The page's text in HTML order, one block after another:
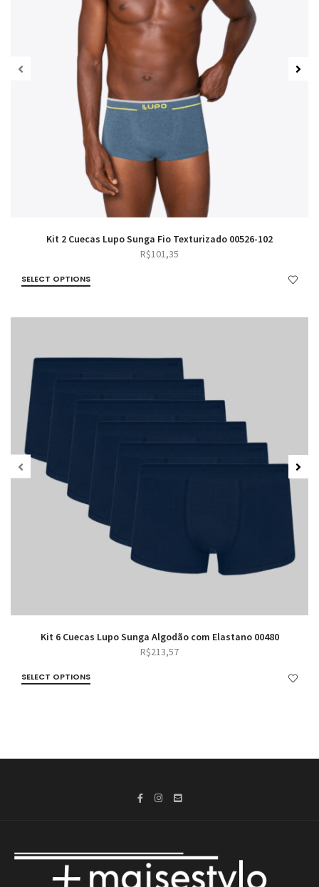
Kit 2 Cuecas Lupo Sunga Fio Texturizado 00526-102
R$101,35
SELECT OPTIONS
Kit 6 Cuecas Lupo Sunga Algodão com Elastano 00480
R$213,57
SELECT OPTIONS